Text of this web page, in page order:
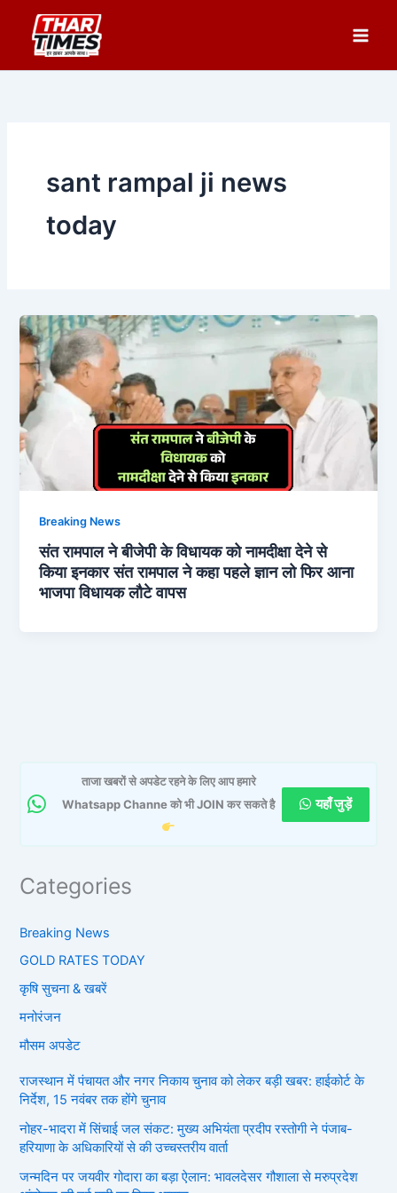
content
sant rampal ji news
today
Breaking News
संत रामपाल ने बीजेपी के विधायक को नामदीक्षा देने से
किया इनकार संत रामपाल ने कहा पहले ज्ञान लो फिर आना
भाजपा विधायक लौटे वापस
ताजा खबरों से अपडेट रहने के लिए आप हमारे
Whatsapp Channe को भी JOIN कर सकते है
यहाँ जुड़ें
Categories
Breaking News
GOLD RATES TODAY
कृषि सुचना & खबरें
मनोरंजन
मौसम अपडेट
राजस्थान में पंचायत और नगर निकाय चुनाव को लेकर बड़ी खबर: हाईकोर्ट के
निर्देश, 15 नवंबर तक होंगे चुनाव
नोहर-भादरा में सिंचाई जल संकट: मुख्य अभियंता प्रदीप रस्तोगी ने पंजाब-
हरियाणा के अधिकारियों से की उच्चस्तरीय वार्ता
जन्मदिन पर जयवीर गोदारा का बड़ा ऐलान: भावलदेसर गौशाला से मरुप्रदेश